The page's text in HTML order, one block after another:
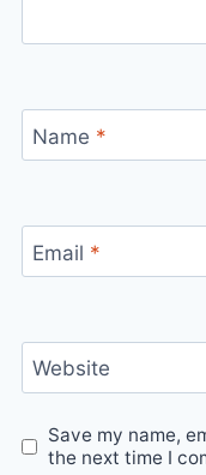
Name *
Email *
Website
Save my name,
the next time I